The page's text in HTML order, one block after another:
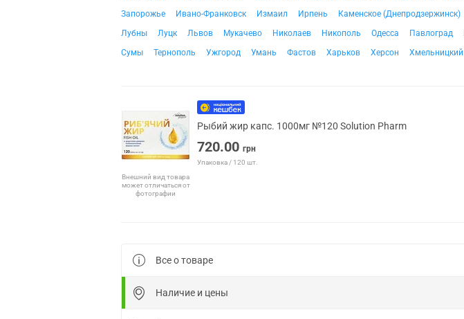
Запорожье
Ивано-Франковск Измаил Ирпень Каменское (Днепродзержинск)
Лубны
Луцк Львов Мукачево Николаев Никополь Одесса Павлоград
Сумы
Тернополь Ужгород Умань Фастов Харьков Херсон Хмельницкий
Внешний вид товара
может отличаться от
фотографии
Рыбий жир капс. 1000мг №120 Solution Pharm
720.00 грн
Упаковка / 120 шт.
Все о товаре
Наличие и цены